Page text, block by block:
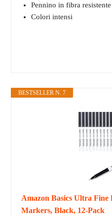
Pennino in fibra
Colori intensi
BESTSELLER N. 7
Amazon Basics Ultra Fine
Markers, Black, 12-Pack